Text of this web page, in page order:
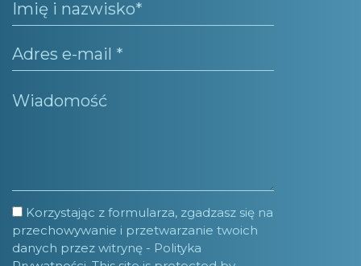
Korzystając z formularza, zgadzasz się na
przechowywanie i przetwarzanie twoich
danych przez witrynę - Polityka